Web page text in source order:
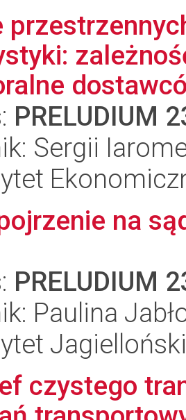
PRELUDIUM
Sergii
na
PRELUDIUM
Paulina
Jagielloński
czystego